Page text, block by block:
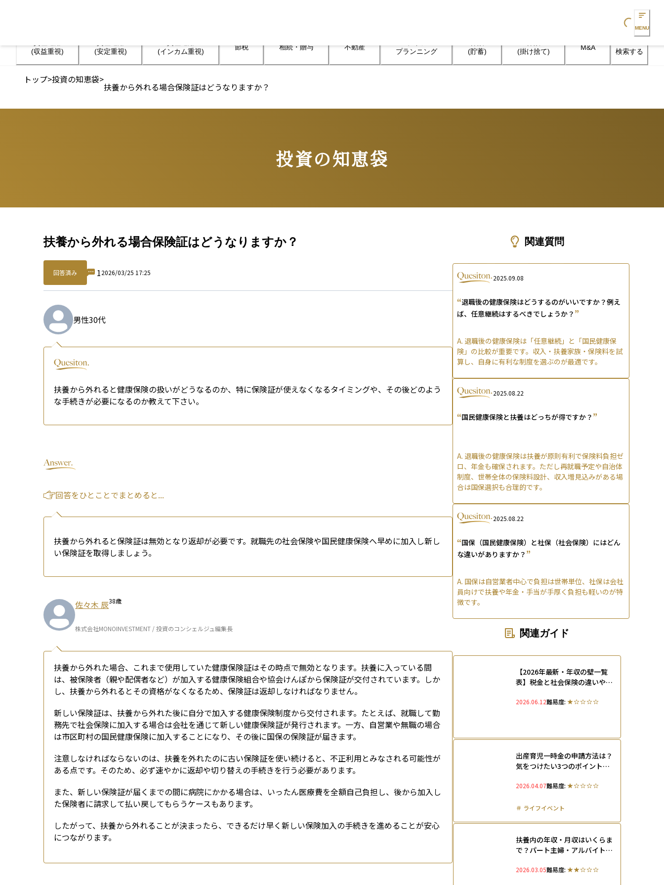
Loading...
MENU
(収益重視)
(安定重視)
(インカム重視)
節税 相続・贈与 不動産
プランニング
(貯蓄)
(掛け捨て)
M&A 検索する
トップ>投資の知恵袋>
扶養から外れる場合保険証はどうなりますか？
投資の知恵袋
Questions
扶養から外れる場合保険証はどうなりますか？
回答済み 12026/03/25 17:25
男性30代
扶養から外れると健康保険の扱いがどうなるのか、特に保険証が使えなくなるタイミングや、その後どのよう
な手続きが必要になるのか教えて下さい。
回答をひとことでまとめると...
扶養から外れると保険証は無効となり返却が必要です。就職先の社会保険や国民健康保険へ早めに加入し新し
い保険証を取得しましょう。
佐々木 辰38歳
株式会社MONOINVESTMENT / 投資のコンシェルジュ編集長
扶養から外れた場合、これまで使用していた健康保険証はその時点で無効となります。扶養に入っている間
は、被保険者（親や配偶者など）が加入する健康保険組合や協会けんぽから保険証が交付されています。しか
し、扶養から外れるとその資格がなくなるため、保険証は返却しなければなりません。
新しい保険証は、扶養から外れた後に自分で加入する健康保険制度から交付されます。たとえば、就職して勤
務先で社会保険に加入する場合は会社を通じて新しい健康保険証が発行されます。一方、自営業や無職の場合
は市区町村の国民健康保険に加入することになり、その後に国保の保険証が届きます。
注意しなければならないのは、扶養を外れたのに古い保険証を使い続けると、不正利用とみなされる可能性が
ある点です。そのため、必ず速やかに返却や切り替えの手続きを行う必要があります。
また、新しい保険証が届くまでの間に病院にかかる場合は、いったん医療費を全額自己負担し、後から加入し
た保険者に請求して払い戻してもらうケースもあります。
したがって、扶養から外れることが決まったら、できるだけ早く新しい保険加入の手続きを進めることが安心
につながります。
関連質問
2025.09.08
“退職後の健康保険はどうするのがいいですか？例え
ば、任意継続はするべきでしょうか？ ”
A. 退職後の健康保険は「任意継続」と「国民健康保
険」の比較が重要です。収入・扶養家族・保険料を試
算し、自身に有利な制度を選ぶのが最適です。
2025.08.22
“国民健康保険と扶養はどっちが得ですか？ ”
A. 退職後の健康保険は扶養が原則有利で保険料負担ゼ
ロ、年金も確保されます。ただし再就職予定や自治体
制度、世帯全体の保険料設計、収入増見込みがある場
合は国保選択も合理的です。
2025.08.22
“国保（国民健康保険）と社保（社会保険）にはどん
な違いがありますか？ ”
A. 国保は自営業者中心で負担は世帯単位、社保は会社
員向けで扶養や年金・手当が手厚く負担も軽いのが特
徴です。
関連ガイド
【2026年最新・年収の壁一覧
表】税金と社会保険の違いや扶
2026.06.12難易度:
出産育児一時金の申請方法は？
気をつけたい3つのポイントと
2026.04.07難易度:
＃ ライフイベント
扶養内の年収・月収はいくらま
で？パート主婦・アルバイト学
範囲を解説
2026.03.05難易度: